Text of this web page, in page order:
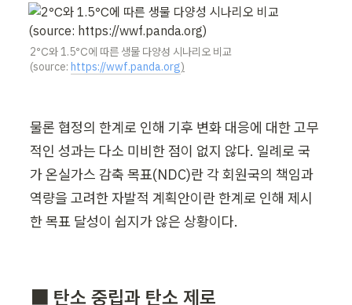
2℃와 1.5℃에 따른 생물 다양성 시나리오 비교
(source: https://wwf.panda.org)
물론 협정의 한계로 인해 기후 변화 대응에 대한 고무
적인 성과는 다소 미비한 점이 없지 않다. 일례로 국
가 온실가스 감축 목표(NDC)란 각 회원국의 책임과
역량을 고려한 자발적 계획안이란 한계로 인해 제시
한 목표 달성이 쉽지가 않은 상황이다.
⬛ 탄소 중립과 탄소 제로